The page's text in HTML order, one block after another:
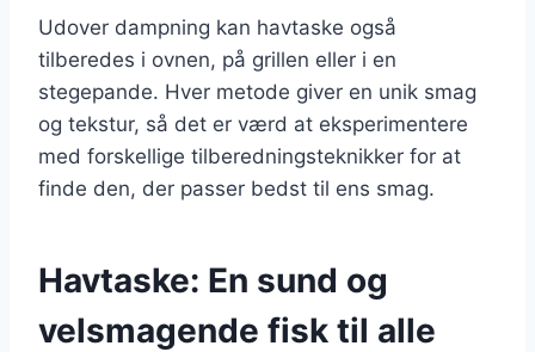
Udover dampning kan havtaske også
tilberedes i ovnen, på grillen eller i en
stegepande. Hver metode giver en unik smag
og tekstur, så det er værd at eksperimentere
med forskellige tilberedningsteknikker for at
finde den, der passer bedst til ens smag.
Havtaske: En sund og
velsmagende fisk til alle